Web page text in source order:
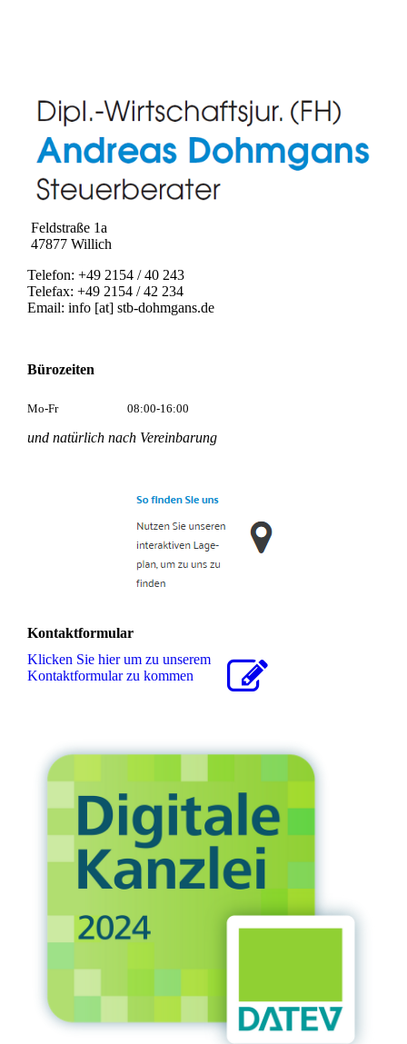
Feldstraße 1a
47877 Willich
Telefon: +49 2154 / 40 243
Telefax: +49 2154 / 42 234
Email: info [at] stb-dohmgans.de
Bürozeiten
Mo-Fr 08:00-16:00
und natürlich nach Vereinbarung
Kontaktformular
Klicken Sie hier um zu unserem
Kon­takt­for­mu­lar zu kommen